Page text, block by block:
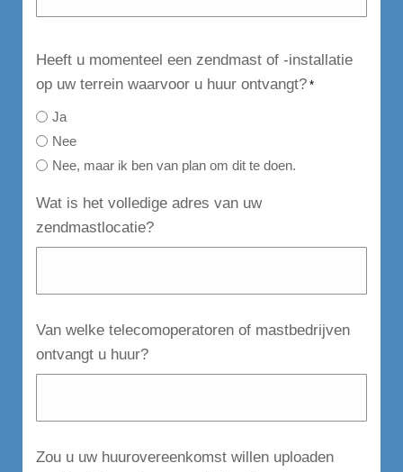
Heeft u momenteel een zendmast of -installatie
op uw terrein waarvoor u huur ontvangt? *
Ja
Nee
Nee, maar ik ben van plan om dit te doen.
Wat is het volledige adres van uw
zendmastlocatie?
Van welke telecomoperatoren of mastbedrijven
ontvangt u huur?
Zou u uw huurovereenkomst willen uploaden